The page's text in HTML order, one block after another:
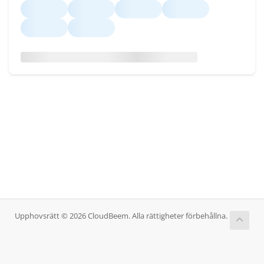
Upphovsrätt © 2026 CloudBeem. Alla rättigheter förbehållna.